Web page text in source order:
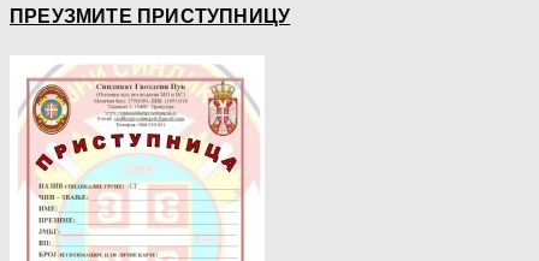
ПРЕУЗМИТЕ ПРИСТУПНИЦУ